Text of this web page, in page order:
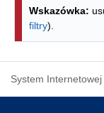
Wskazówka:
filtry).
System